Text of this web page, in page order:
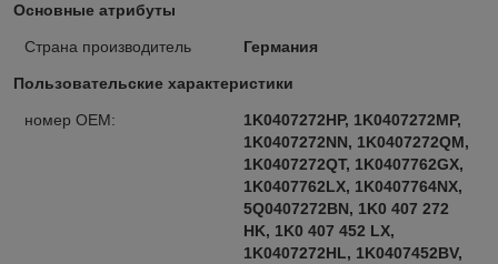
Основные атрибуты
Страна производитель Германия
Пользовательские характеристики
номер OEM:
1K0407272HP, 1K0407272MP,
1K0407272NN, 1K0407272QM,
1K0407272QT, 1K0407762GX,
1K0407762LX, 1K0407764NX,
5Q0407272BN, 1K0 407 272
HK, 1K0 407 452 LX,
1K0407272HL, 1K0407452BV,